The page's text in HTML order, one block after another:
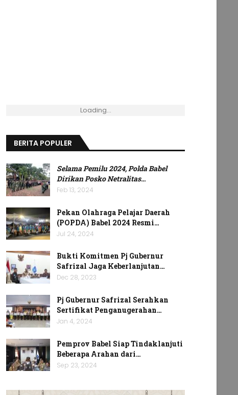
Loading...
BERITA POPULER
Selama Pemilu 2024, Polda Babel
Dirikan Posko Netralitas…
Feb 13, 2024
Pekan Olahraga Pelajar Daerah
(POPDA) Babel 2024 Resmi…
Jul 24, 2024
Bukti Komitmen Pj Gubernur
Safrizal Jaga Keberlanjutan…
Dec 28, 2023
Pj Gubernur Safrizal Serahkan
Sertifikat Penganugerahan…
Jan 4, 2024
Pemprov Babel Siap Tindaklanjuti
Beberapa Arahan dari…
Sep 23, 2024